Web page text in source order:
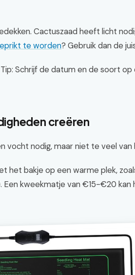
Cactuszaad heeft licht
te worden? Gebruik dan de
Schrijf de datum en de soort op
creëren
vocht nodig, maar niet te veel van
het bakje op een warme plek,
kweekmatje van €15-€20 kan